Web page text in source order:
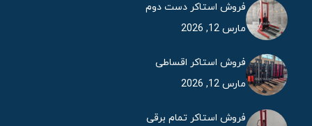
فروش استاکر دست دوم
مارس 12, 2026
فروش استاکر اقساطی
مارس 12, 2026
فروش استاکر تمام برقی